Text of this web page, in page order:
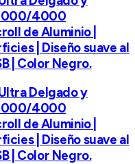
4000
de Aluminio |
| Diseño suave al
| Color Negro.
Delgado y
4000
de Aluminio |
| Diseño suave al
| Color Negro.